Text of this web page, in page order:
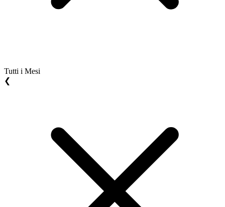
Tutti i Mesi
❮